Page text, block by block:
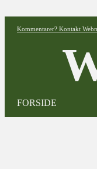
Kommentarer? Kontakt
FORSIDE